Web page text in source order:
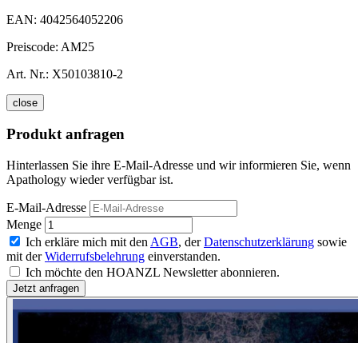
EAN: 4042564052206
Preiscode: AM25
Art. Nr.: X50103810-2
close
Produkt anfragen
Hinterlassen Sie ihre E-Mail-Adresse und wir informieren Sie, wenn
Apathology wieder verfügbar ist.
E-Mail-Adresse
Menge
Ich erkläre mich mit den AGB, derDatenschutzerklärung sowie
mit derWiderrufsbelehrung einverstanden.
Ich möchte den HOANZL Newsletter abonnieren.